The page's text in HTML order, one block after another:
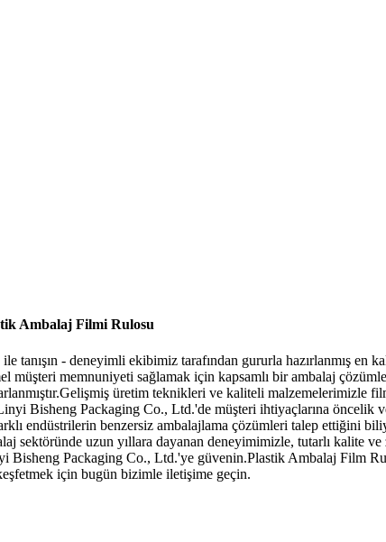
Ambalaj Filmi Rulosu
- deneyimli ekibimiz tarafından gururla hazırlanmış en
müşteri memnuniyeti sağlamak için kapsamlı bir ambalaj
üretim teknikleri ve kaliteli malzemelerimizle
Bisheng Packaging Co., Ltd.'de müşteri ihtiyaçlarına öncelik
endüstrilerin benzersiz ambalajlama çözümleri talep ettiğini
sektöründe uzun yıllara dayanan deneyimimizle, tutarlı kalite
Packaging Co., Ltd.'ye güvenin.Plastik Ambalaj Film
için bugün bizimle iletişime geçin.